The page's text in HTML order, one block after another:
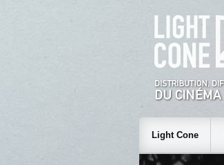
Light Cone